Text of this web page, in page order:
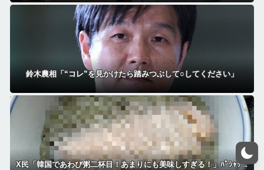
鈴木農相「“コレ”を見かけたら踏みつぶして○してください」
X民「韓国であわび粥二杯目！あまりにも美味しすぎる！」ﾊﾟｼｬｯ→